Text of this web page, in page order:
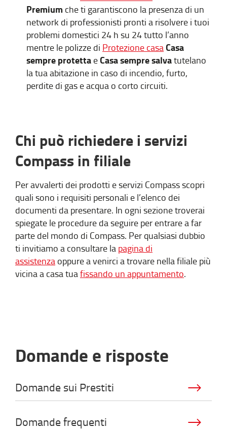
Premium che ti garantiscono la presenza di un
network di professionisti pronti a risolvere i tuoi
problemi domestici 24 h su 24 tutto l’anno
mentre le polizze di Protezione casaCasa
sempre protetta eCasa sempre salvatutelano
la tua abitazione in caso di incendio, furto,
perdite di gas e acqua o corto circuiti.
Chi può richiedere i servizi
Compass in filiale
Per avvalerti dei prodotti e servizi Compass scopri
quali sono i requisiti personali e l’elenco dei
documenti da presentare. In ogni sezione troverai
spiegate le procedure da seguire per entrare a far
parte del mondo di Compass. Per qualsiasi dubbio
ti invitiamo a consultare la pagina di
assistenza oppure a venirci a trovare nella filiale più
vicina a casa tuafissando un appuntamento.
Domande e risposte
Domande sui Prestiti
Domande frequenti